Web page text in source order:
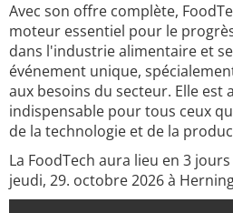
Avec son offre complète,
moteur essentiel pour le
dans l'industrie alimentaire et
événement unique,
aux besoins du secteur. Elle est
indispensable pour tous ceux
de la technologie et de la
La FoodTech aura lieu en 3
jeudi, 29. octobre 2026 à